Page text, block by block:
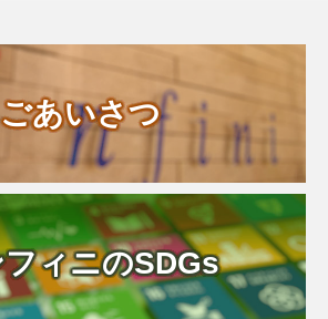
ごあいさつ
ィニのSDGs